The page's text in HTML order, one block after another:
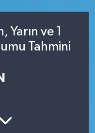
ve 1
Tahmini
Fikstür